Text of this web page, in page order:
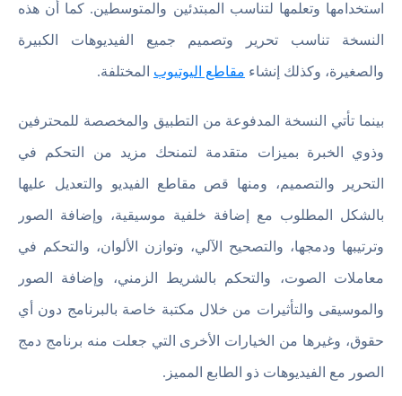
استخدامها وتعلمها لتناسب المبتدئين والمتوسطين. كما أن هذه
النسخة تناسب تحرير وتصميم جميع الفيديوهات الكبيرة
والصغيرة، وكذلك إنشاء مقاطع اليوتيوب المختلفة.
بينما تأتي النسخة المدفوعة من التطبيق والمخصصة للمحترفين
وذوي الخبرة بميزات متقدمة لتمنحك مزيد من التحكم في
التحرير والتصميم، ومنها قص مقاطع الفيديو والتعديل عليها
بالشكل المطلوب مع إضافة خلفية موسيقية، وإضافة الصور
وترتيبها ودمجها، والتصحيح الآلي، وتوازن الألوان، والتحكم في
معاملات الصوت، والتحكم بالشريط الزمني، وإضافة الصور
والموسيقى والتأثيرات من خلال مكتبة خاصة بالبرنامج دون أي
حقوق، وغيرها من الخيارات الأخرى التي جعلت منه برنامج دمج
الصور مع الفيديوهات ذو الطابع المميز.